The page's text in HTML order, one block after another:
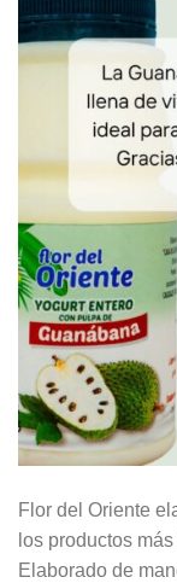
Flor del Oriente
los productos
Elaborado de